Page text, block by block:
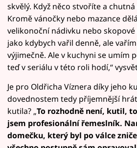
skvělý. Když něco stvoříte a
Kromě vánočky nebo mazance
velikonoční nádivku nebo skopové
jako kdybych vařil denně, ale
výjimečně. Ale v kuchyni se umím
teď v seriálu v této roli hodí,“
Je pro Oldřicha Víznera díky jeho
dovednostem tedy příjemnější
kutila? „To rozhodně není, kutil,
jsem profesionální řemeslník.
domečku, který byl po válce